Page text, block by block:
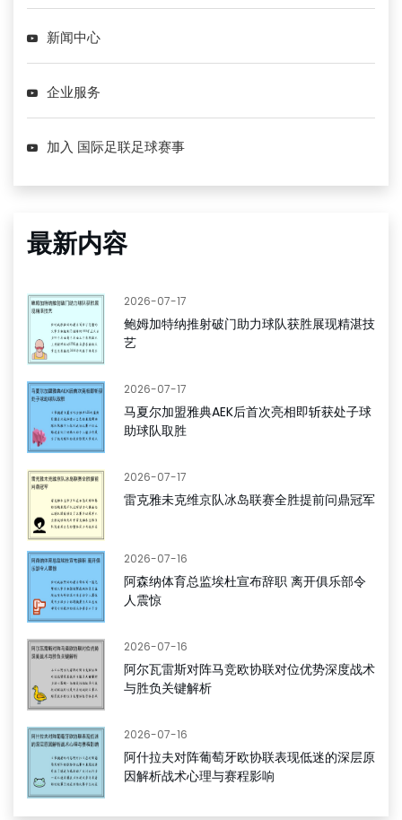
新闻中心
企业服务
加入 国际足联足球赛事
最新内容
2026-07-17
鲍姆加特纳推射破门助力球队获胜展现精湛技
艺
2026-07-17
马夏尔加盟雅典AEK后首次亮相即斩获处子球
助球队取胜
2026-07-17
雷克雅未克维京队冰岛联赛全胜提前问鼎冠军
2026-07-16
阿森纳体育总监埃杜宣布辞职 离开俱乐部令
人震惊
2026-07-16
阿尔瓦雷斯对阵马竞欧协联对位优势深度战术
与胜负关键解析
2026-07-16
阿什拉夫对阵葡萄牙欧协联表现低迷的深层原
因解析战术心理与赛程影响